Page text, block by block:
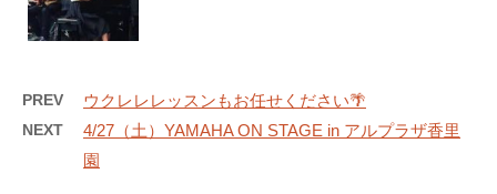
PREV ウクレレレッスンもお任せください🌴
NEXT
4/27（土）YAMAHA ON STAGE in アルプラザ香里
園